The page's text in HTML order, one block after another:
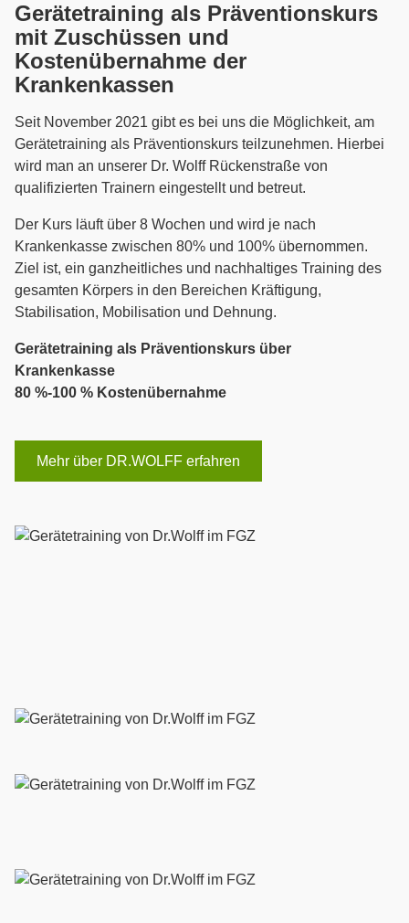
Gerätetraining als Präventionskurs
mit Zuschüssen und
Kostenübernahme der
Krankenkassen
Seit November 2021 gibt es bei uns die Möglichkeit, am
Gerätetraining als Präventionskurs teilzunehmen. Hierbei
wird man an unserer Dr. Wolff Rückenstraße von
qualifizierten Trainern eingestellt und betreut.
Der Kurs läuft über 8 Wochen und wird je nach
Krankenkasse zwischen 80% und 100% übernommen.
Ziel ist, ein ganzheitliches und nachhaltiges Training des
gesamten Körpers in den Bereichen Kräftigung,
Stabilisation, Mobilisation und Dehnung.
Gerätetraining als Präventionskurs über
Krankenkasse
80 %-100 % Kostenübernahme
Mehr über DR.WOLFF erfahren